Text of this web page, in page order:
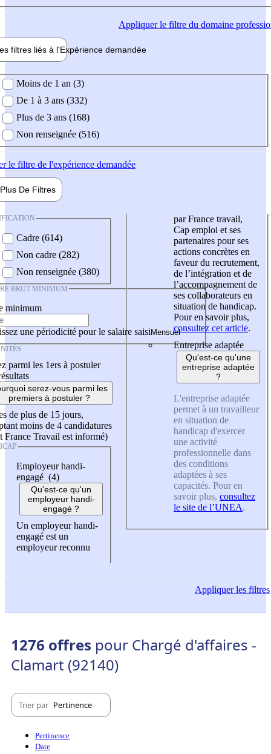
Appliquerle filtre du domaine
filtres liés à l'Expérience demandée
demandée
Moins de 1 an (3)
De 1 à 3 ans (332)
Plus de 3 ans (168)
Non renseignée (516)
le filtre de l'expérience demandée
Plus De Filtres
Cadre (614)
Non cadre (282)
Non renseignée (380)
BRUT MINIMUM
minimum
une périodicité pour le salaire saisi
parmi les 1ers à postuler
serez-vous parmi les
premiers à postuler ?
de plus de 15 jours,
moins de 4 candidatures
France Travail est informé)
Employeur handi-
engagé (4)
Qu'est-ce qu'un
employeur handi-
engagé ?
Un employeur handi-
engagé est un
employeur reconnu
par France travail,
Cap emploi et ses
partenaires pour ses
actions concrètes en
faveur du recrutement,
de l’intégration et de
l’accompagnement de
ses collaborateurs en
situation de handicap.
Pour en savoir plus,
consultez cet article.
Entreprise adaptée
Qu'est-ce qu'une
entreprise adaptée
?
L'entreprise adaptée
permet à un travailleur
en situation de
handicap d'exercer
une activité
professionnelle dans
des conditions
adaptées à ses
capacités. Pour en
savoir plus, consultez
le site de l’UNEA.
Appliquerles filtres
1276 offres pour Chargé d'affaires -
Clamart (92140)
Trier par Pertinence
Pertinence
Date